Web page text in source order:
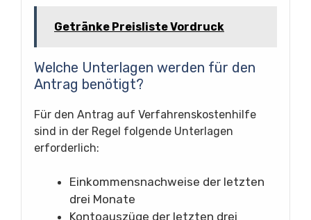
Getränke Preisliste Vordruck
Welche Unterlagen werden für den
Antrag benötigt?
Für den Antrag auf Verfahrenskostenhilfe
sind in der Regel folgende Unterlagen
erforderlich:
Einkommensnachweise der letzten
drei Monate
Kontoauszüge der letzten drei